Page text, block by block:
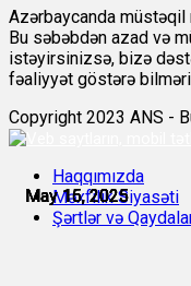
May 15, 2025
May 15, 2025
May 15, 2025
May 15, 2025
May 15, 2025
May 16, 2025
Azərbaycanda müstəqil
Bu səbəbdən azad və
istəyirsinizsə, bizə
fəaliyyət göstərə
Copyright 2023 ANS -
Haqqımızda
Məxfilik Siyasəti
Şərtlər və